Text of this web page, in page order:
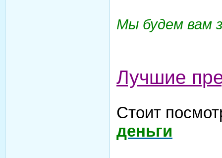
Мы будем вам
Лучшие
Стоит
деньги